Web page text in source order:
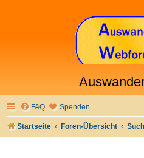
FAQ Spenden
Startseite Foren-Übersicht